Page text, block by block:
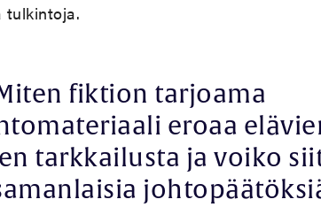
tulkintoja.
fiktion tarjoama
eroaa
tarkkailusta ja voiko